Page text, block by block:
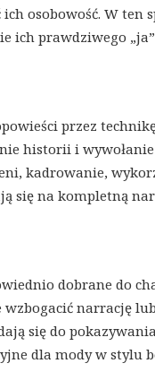
osobowość. W ten
ich prawdziwego
przez
historii i
kadrowanie,
się na kompletną
dobrane do
narrację
się do
dla mody w stylu